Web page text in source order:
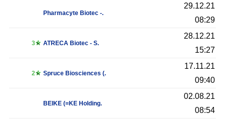
Pharmacyte Biotec -.
29.12.21
08:29
3 ATRECA Biotec - S.
28.12.21
15:27
2 Spruce Biosciences (.
17.11.21
09:40
BEIKE (=KE Holding.
02.08.21
08:54